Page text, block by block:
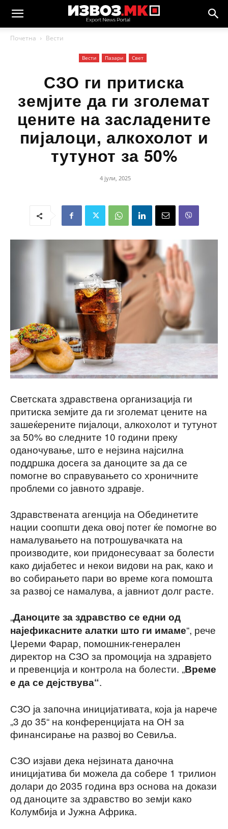
Почетна Вести
Вести Пазари Свет
СЗО ги притиска
земјите да ги зголемат
цените на засладените
пијалоци, алкохолот и
тутунот за 50%
4 јули, 2025
Светската здравствена организација ги
притиска земјите да ги зголемат цените на
зашеќерените пијалоци, алкохолот и тутунот
за 50% во следните 10 години преку
оданочување, што е нејзина најсилна
поддршка досега за даноците за да се
помогне во справувањето со хроничните
проблеми со јавното здравје.
Здравствената агенција на Обединетите
нации соопшти дека овој потег ќе помогне во
намалувањето на потрошувачката на
производите, кои придонесуваат за болести
како дијабетес и некои видови на рак, како и
во собирањето пари во време кога помошта
за развој се намалува, а јавниот долг расте.
„Даноците за здравство се едни од
најефикасните алатки што ги имаме“, рече
Џереми Фарар, помошник-генерален
директор на СЗО за промоција на здравјето
и превенција и контрола на болести. „Време
е да се дејствува“.
СЗО ја започна иницијативата, која ја нарече
„3 до 35“ на конференцијата на ОН за
финансирање на развој во Севиља.
СЗО изјави дека нејзината даночна
иницијатива би можела да собере 1 трилион
долари до 2035 година врз основа на докази
од даноците за здравство во земји како
Колумбија и Јужна Африка.